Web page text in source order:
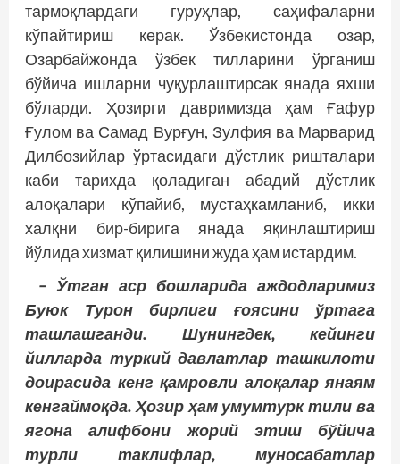
тармоқлардаги гуруҳлар, саҳифаларни
кўпайтириш керак. Ўзбекис­тонда озар,
Озарбайжонда ўзбек тилларини ўрганиш
бўйича ишларни чуқурлаштирсак янада яхши
бўларди. Ҳозирги давримизда ҳам Ғафур
Ғулом ва Самад Вурғун, Зулфия ва Марварид
Дилбозийлар ўртасидаги дўстлик ришталари
каби тарихда қоладиган абадий дўстлик
алоқалари кўпайиб, мустаҳкамланиб, икки
халқни бир-бирига янада яқинлаштириш
йўлида хизмат қилишини жуда ҳам истардим.
– Ўтган аср бошларида аждодларимиз
Буюк Турон бирлиги ғоясини ўртага
ташлашганди. Шунингдек, ке­йинги
йилларда туркий давлатлар ташкилоти
доирасида кенг қамровли алоқалар янаям
кенгаймоқда. Ҳозир ҳам умумтурк тили ва
ягона алифбони жорий этиш бўйича
турли таклифлар, муносабатлар